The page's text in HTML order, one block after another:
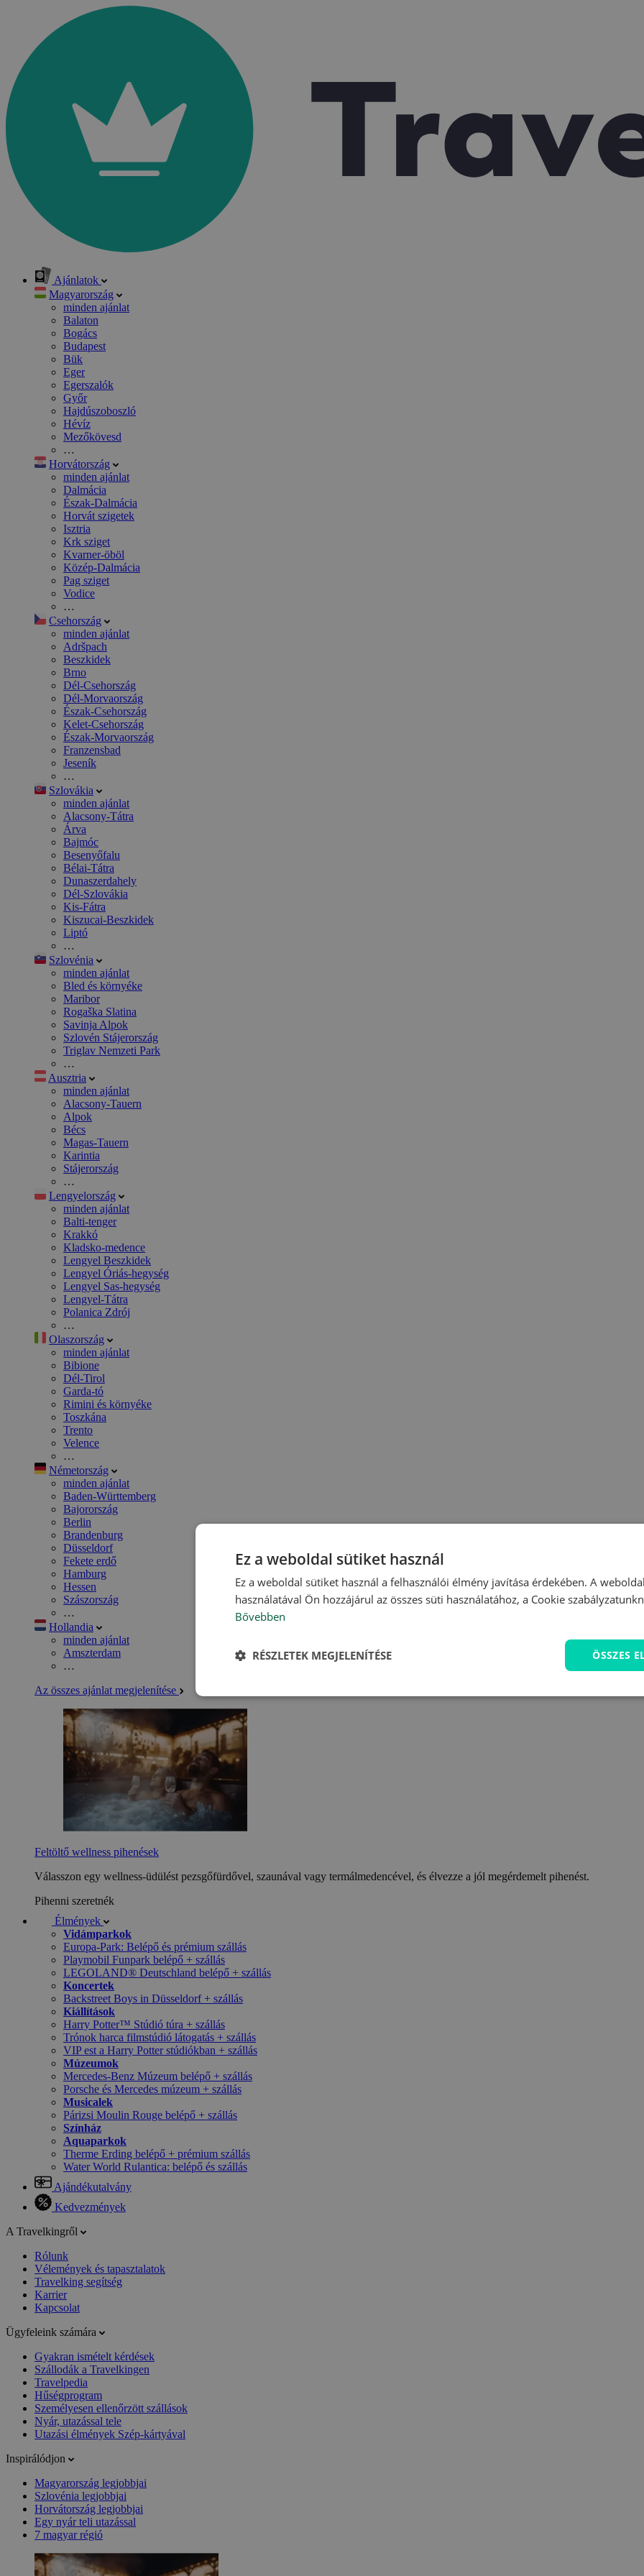
Ajánlatok
Magyarország
minden ajánlat
Balaton
Bogács
Budapest
Bük
Eger
Egerszalók
Győr
Hajdúszoboszló
Hévíz
Mezőkövesd
…
Horvátország
minden ajánlat
Dalmácia
Észak-Dalmácia
Horvát szigetek
Isztria
Krk sziget
Kvarner-öböl
Közép-Dalmácia
Pag sziget
Vodice
…
Csehország
minden ajánlat
Adršpach
Beszkidek
Brno
Dél-Csehország
Dél-Morvaország
Észak-Csehország
Kelet-Csehország
Észak-Morvaország
Franzensbad
Jeseník
…
Szlovákia
minden ajánlat
Alacsony-Tátra
Árva
Bajmóc
Besenyőfalu
Bélai-Tátra
Dunaszerdahely
Dél-Szlovákia
Kis-Fátra
Kiszucai-Beszkidek
Liptó
…
Szlovénia
minden ajánlat
Bled és környéke
Maribor
Rogaška Slatina
Savinja Alpok
Szlovén Stájerország
Triglav Nemzeti Park
…
Ausztria
minden ajánlat
Alacsony-Tauern
Alpok
Bécs
Magas-Tauern
Karintia
Stájerország
…
Lengyelország
minden ajánlat
Balti-tenger
Krakkó
Kladsko-medence
Lengyel Beszkidek
Lengyel Óriás-hegység
Lengyel Sas-hegység
Lengyel-Tátra
Polanica Zdrój
…
Olaszország
minden ajánlat
Bibione
Dél-Tirol
Garda-tó
Rimini és környéke
Toszkána
Trento
Velence
…
Németország
minden ajánlat
Baden-Württemberg
Bajorország
Berlin
Brandenburg
Düsseldorf
Fekete erdő
Hamburg
Hessen
Szászország
…
Hollandia
minden ajánlat
Amszterdam
…
Az összes ajánlat megjelenítése
Feltöltő wellness pihenések
Válasszon egy wellness-üdülést pezsgőfürdővel, szaunával vagy termálmedencével, és élvezze a jól megérdemelt pihenést.
Pihenni szeretnék
Élmények
Vidámparkok
Europa-Park: Belépő és prémium szállás
Playmobil Funpark belépő + szállás
LEGOLAND® Deutschland belépő + szállás
Koncertek
Backstreet Boys in Düsseldorf + szállás
Kiállítások
Harry Potter™ Stúdió túra + szállás
Trónok harca filmstúdió látogatás + szállás
VIP est a Harry Potter stúdiókban + szállás
Múzeumok
Mercedes-Benz Múzeum belépő + szállás
Porsche és Mercedes múzeum + szállás
Musicalek
Párizsi Moulin Rouge belépő + szállás
Színház
Aquaparkok
Therme Erding belépő + prémium szállás
Water World Rulantica: belépő és szállás
Ajándékutalvány
Kedvezmények
A Travelkingről
Rólunk
Vélemények és tapasztalatok
Travelking segítség
Karrier
Kapcsolat
Ügyfeleink számára
Gyakran ismételt kérdések
Szállodák a Travelkingen
Travelpedia
Hűségprogram
Személyesen ellenőrzött szállások
Nyár, utazással tele
Utazási élmények Szép-kártyával
Inspirálódjon
Magyarország legjobbjai
Szlovénia legjobbjai
Horvátország legjobbjai
Egy nyár teli utazással
7 magyar régió
Ez a weboldal sütiket használ
Ez a weboldal sütiket használ a felhasználói élmény javítása érdekében. A
használatával Ön hozzájárul az összes süti használatához, a Cookie
Bővebben
ÖSSZES
RÉSZLETEK MEGJELENÍTÉSE